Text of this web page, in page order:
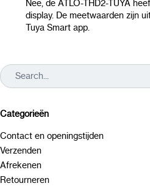
Nee, de ATLO-THD2-TUYA
display. De meetwaarden zijn
Tuya Smart app.
Categorieën
Contact en openingstijden
Verzenden
Afrekenen
Retourneren